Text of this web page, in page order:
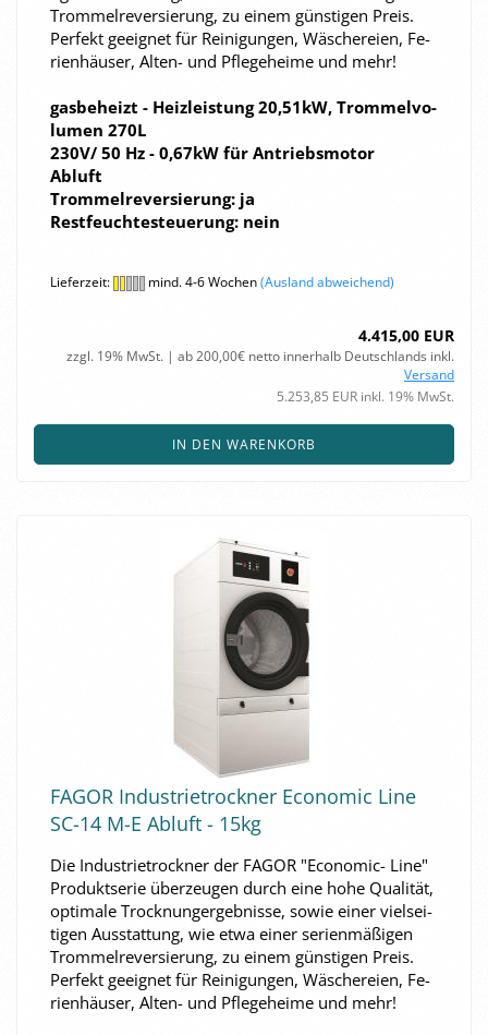
Trom­mel­re­ver­sie­rung, zu einem güns­ti­gen Preis.
Per­fekt ge­eig­net für Rei­ni­gun­gen, Wä­sche­rei­en, Fe­
ri­en­häu­ser, Alten-​​ und Pfle­ge­hei­me und mehr!
gas­be­heizt - Heiz­leis­tung 20,51kW, Trom­mel­vo­
lu­men 270L
230V/ 50 Hz - 0,67kW für An­triebs­mo­tor
Ab­luft
Trom­mel­re­ver­sie­rung: ja
Rest­feuch­te­steue­rung: nein
Lieferzeit: mind. 4-6 Wochen(Ausland abweichend)
4.415,00 EUR
zzgl. 19% MwSt. | ab 200,00€ netto innerhalb Deutschlands inkl.
Versand
5.253,85 EUR inkl. 19% MwSt.
IN DEN WARENKORB
FAGOR In­dus­trie­trock­ner Eco­no­mic Line
SC-14 M-E Ab­luft - 15kg
Die In­dus­trie­trock­ner der FAGOR "Economic-​ Line"
Pro­dukt­se­rie über­zeu­gen durch eine hohe Qua­li­tät,
op­ti­ma­le Trock­nun­ger­geb­nis­se, sowie einer viel­sei­
ti­gen Aus­stat­tung, wie etwa einer se­ri­en­mä­ßi­gen
Trom­mel­re­ver­sie­rung, zu einem güns­ti­gen Preis.
Per­fekt ge­eig­net für Rei­ni­gun­gen, Wä­sche­rei­en, Fe­
ri­en­häu­ser, Alten-​ und Pfle­ge­hei­me und mehr!